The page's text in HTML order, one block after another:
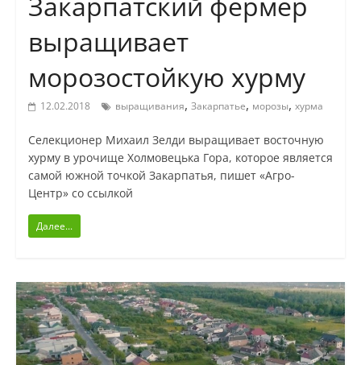
выращивает
морозостойкую хурму
12.02.2018 выращивания, Закарпатье, морозы, хурма
Селекционер Михаил Зелди выращивает восточную
хурму в урочище Холмовецька Гора, которое является
самой южной точкой Закарпатья, пишет «Агро-
Центр» со ссылкой
Далее...